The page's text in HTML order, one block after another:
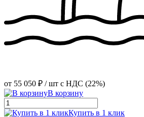
от 55 050 ₽ / шт с НДС (22%)
В корзину
Купить в 1 клик